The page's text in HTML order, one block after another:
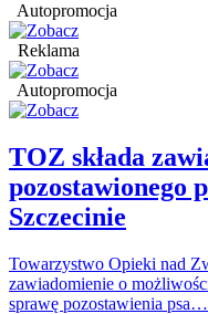
Autopromocja
Reklama
Autopromocja
TOZ składa
pozostawionego
Szczecinie
Towarzystwo Opieki nad
zawiadomienie o
sprawę pozostawienia psa…